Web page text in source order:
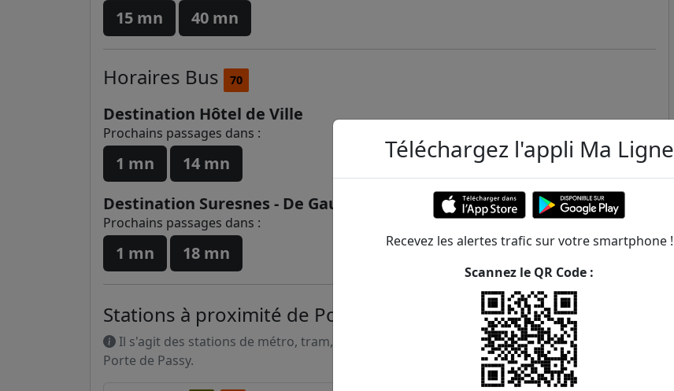
15 mn 40 mn
Horaires Bus 70
Destination Hôtel de Ville
Prochains passages dans :
1 mn
14 mn
Destination Suresnes - De Gaulle
Prochains passages dans :
1 mn 18 mn
Stations à proximité de Porte de Passy
Il s'agit des stations de métro, tram, RER et transilien situées à moins de 1km de la gare
Porte de Passy.
Téléchargez l'appli Ma Ligne
Recevez les alertes trafic sur votre smartphone !
Scannez le QR Code :